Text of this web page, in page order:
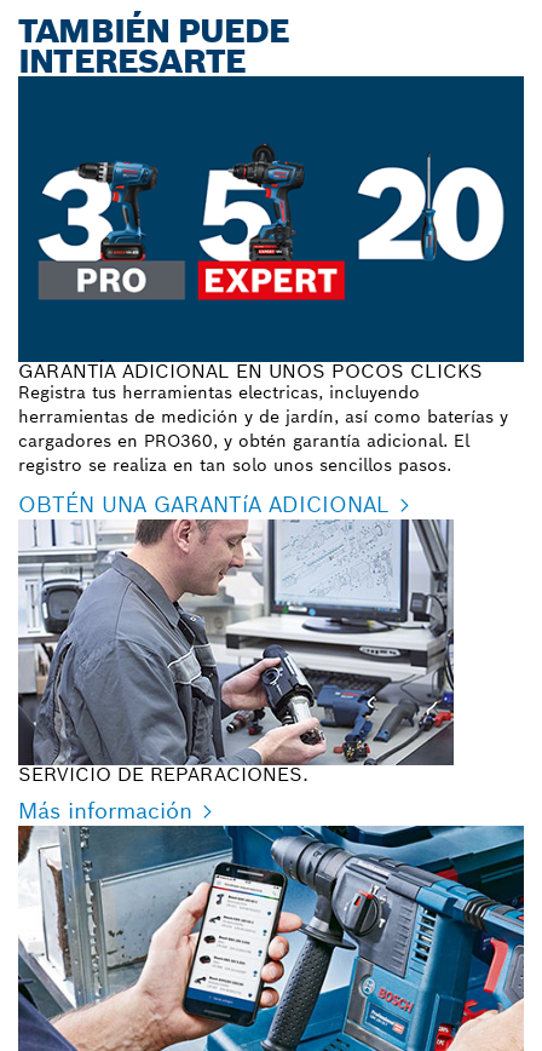
TAMBIÉN PUEDE
INTERESARTE
GARANTÍA ADICIONAL EN UNOS POCOS CLICKS
Registra tus herramientas electricas, incluyendo
herramientas de medición y de jardín, así como baterías y
cargadores en PRO360, y obtén garantía adicional. El
registro se realiza en tan solo unos sencillos pasos.
OBTÉN UNA GARANTíA ADICIONAL
SERVICIO DE REPARACIONES.
Más información